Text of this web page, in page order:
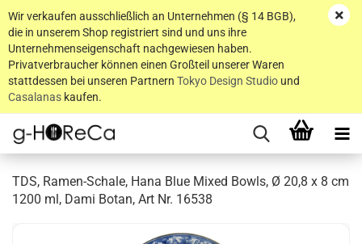
Wir verkaufen ausschließlich an Unternehmen (§ 14 BGB),
die in unserem Shop registriert sind und uns ihre
Unternehmenseigenschaft nachgewiesen haben.
Privatverbraucher können einen Großteil unserer Waren
stattdessen bei unseren Partnern Tokyo Design Studio und
Casalanas kaufen.
TDS, Ramen-Schale, Hana Blue Mixed Bowls, Ø 20,8 x 8 cm
1200 ml, Dami Botan, Art Nr. 16538